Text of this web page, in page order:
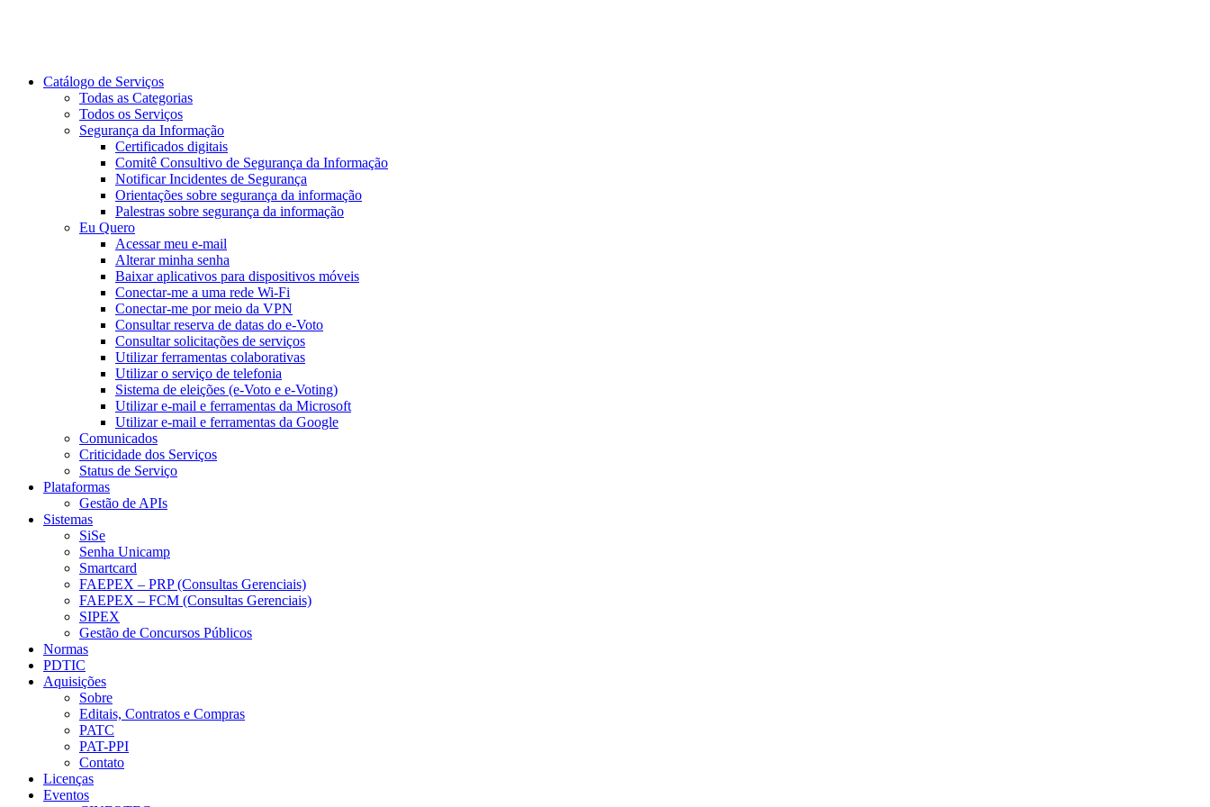
Catálogo de Serviços
Todas as Categorias
Todos os Serviços
Segurança da Informação
Certificados digitais
Comitê Consultivo de Segurança da Informação
Notificar Incidentes de Segurança
Orientações sobre segurança da informação
Palestras sobre segurança da informação
Eu Quero
Acessar meu e-mail
Alterar minha senha
Baixar aplicativos para dispositivos móveis
Conectar-me a uma rede Wi-Fi
Conectar-me por meio da VPN
Consultar reserva de datas do e-Voto
Consultar solicitações de serviços
Utilizar ferramentas colaborativas
Utilizar o serviço de telefonia
Sistema de eleições (e-Voto e e-Voting)
Utilizar e-mail e ferramentas da Microsoft
Utilizar e-mail e ferramentas da Google
Comunicados
Criticidade dos Serviços
Status de Serviço
Plataformas
Gestão de APIs
Sistemas
SiSe
Senha Unicamp
Smartcard
FAEPEX – PRP (Consultas Gerenciais)
FAEPEX – FCM (Consultas Gerenciais)
SIPEX
Gestão de Concursos Públicos
Normas
PDTIC
Aquisições
Sobre
Editais, Contratos e Compras
PATC
PAT-PPI
Contato
Licenças
Eventos